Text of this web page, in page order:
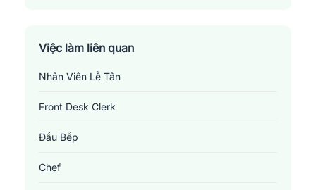
Việc làm liên quan
Nhân Viên Lễ Tân
Front Desk Clerk
Đầu Bếp
Chef